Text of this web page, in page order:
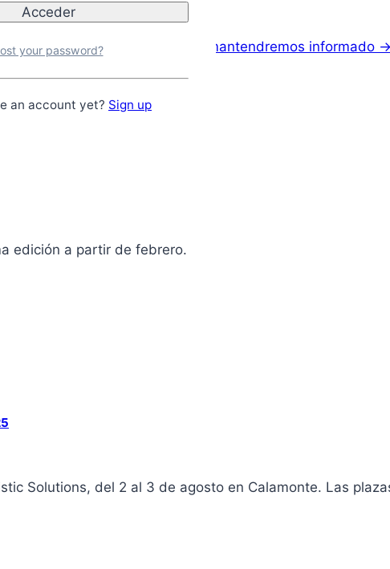
AVAL AJEDREZON y te mantendremos informado →
edición a partir de febrero.
Solutions, del 2 al 3 de agosto en Calamonte. Las
your password?
an account yet? Sign up